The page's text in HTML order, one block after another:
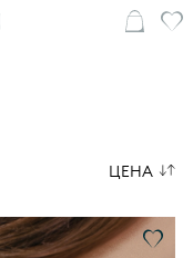
ЦЕНА